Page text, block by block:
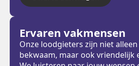
Ervaren vakmensen
Onze loodgieters zijn niet
bekwaam, maar ook vriendelijk